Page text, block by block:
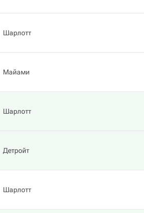
Шарлотт
Майами
Шарлотт
Детройт
Шарлотт